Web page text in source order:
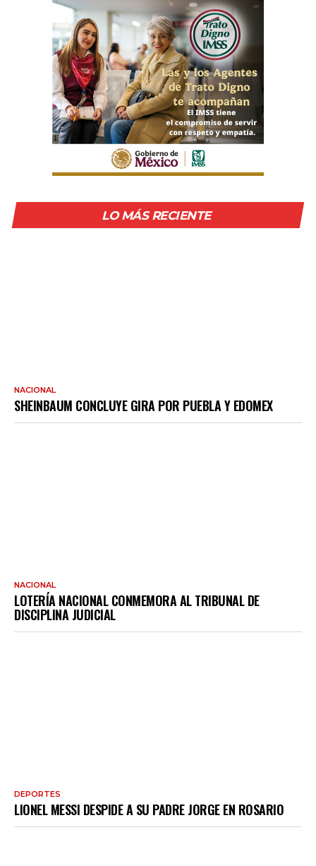
LO MÁS RECIENTE
NACIONAL
SHEINBAUM CONCLUYE GIRA POR PUEBLA Y EDOMEX
NACIONAL
LOTERÍA NACIONAL CONMEMORA AL TRIBUNAL DE
DISCIPLINA JUDICIAL
DEPORTES
LIONEL MESSI DESPIDE A SU PADRE JORGE EN ROSARIO